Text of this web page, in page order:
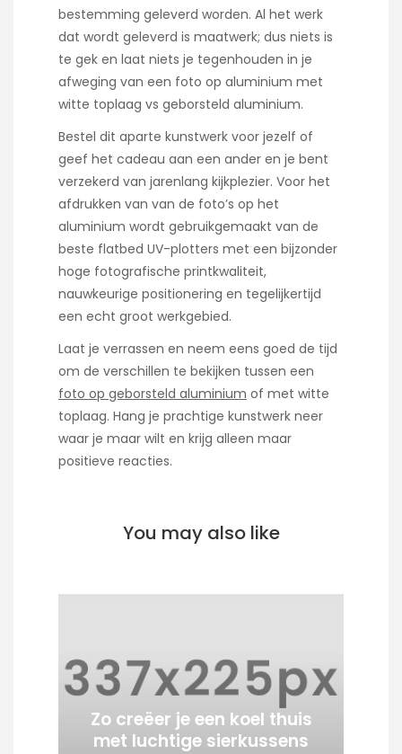
bestemming geleverd worden. Al het werk
dat wordt geleverd is maatwerk; dus niets is
te gek en laat niets je tegenhouden in je
afweging van een foto op aluminium met
witte toplaag vs geborsteld aluminium.
Bestel dit aparte kunstwerk voor jezelf of
geef het cadeau aan een ander en je bent
verzekerd van jarenlang kijkplezier. Voor het
afdrukken van van de foto’s op het
aluminium wordt gebruikgemaakt van de
beste flatbed UV-plotters met een bijzonder
hoge fotografische printkwaliteit,
nauwkeurige positionering en tegelijkertijd
een echt groot werkgebied.
Laat je verrassen en neem eens goed de tijd
om de verschillen te bekijken tussen een
foto op geborsteld aluminium of met witte
toplaag. Hang je prachtige kunstwerk neer
waar je maar wilt en krijg alleen maar
positieve reacties.
You may also like
Zo creëer je een koel thuis
met luchtige sierkussens